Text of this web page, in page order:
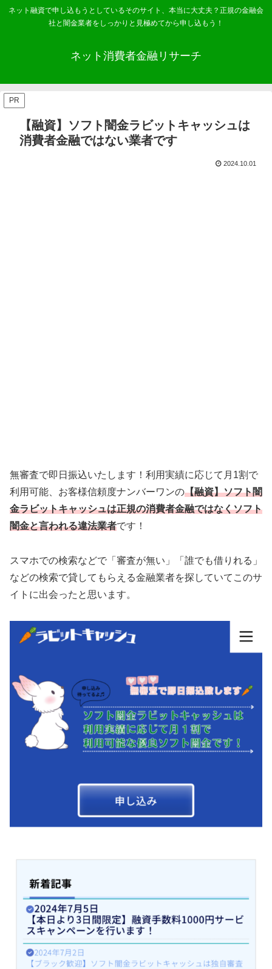
ネット融資で申し込もうとしているそのサイト、本当に大丈夫？正規の金融会
社と闇金業者をしっかりと見極めてから申し込もう！
ネット消費者金融リサーチ
PR
【融資】ソフト闇金ラビットキャッシュは
消費者金融ではない業者です
2024.10.01
無審査で即日振込いたします！利用実績に応じて月1割で
利用可能、お客様信頼度ナンバーワンの【融資】ソフト闇
金ラビットキャッシュは正規の消費者金融ではなくソフト
闇金と言われる違法業者です！
スマホでの検索などで「審査が無い」「誰でも借りれる」
などの検索で貸してもらえる金融業者を探していてこのサ
イトに出会ったと思います。